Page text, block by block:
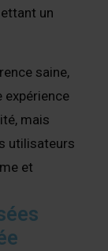
un
saine,
expérience
mais
utilisateurs
et